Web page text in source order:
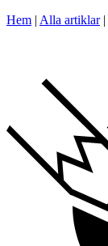
Hem | Alla artiklar|